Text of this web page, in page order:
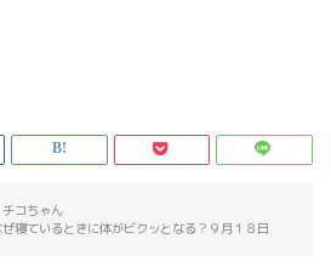
チコちゃん
寝ているときに体がビクッとなる？９月１８日